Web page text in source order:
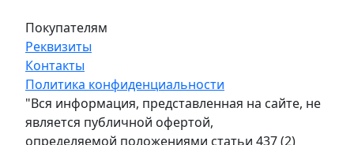
Покупателям
Реквизиты
Контакты
Политика конфиденциальности
"Вся информация, представленная на сайте, не
является публичной офертой,
определяемой положениями статьи 437 (2)